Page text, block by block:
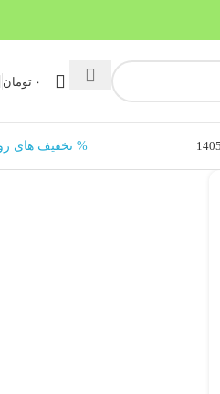
۰ تومان
% تخفیف های